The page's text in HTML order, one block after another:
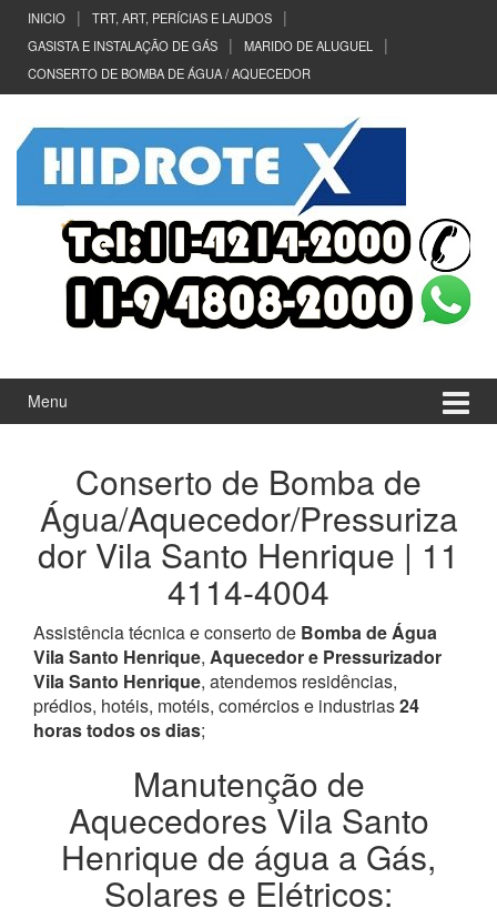
Conteúdo
Pular
menu
principal
INICIO
TRT, ART, PERÍCIAS E LAUDOS
GASISTA E INSTALAÇÃO DE GÁS
MARIDO DE ALUGUEL
CONSERTO DE BOMBA DE ÁGUA / AQUECEDOR
Menu
Conserto de Bomba de
Água/Aquecedor/Pressuriza
dor Vila Santo Henrique | 11
4114-4004
Assistência técnica e conserto de Bomba de Água
Vila Santo Henrique, Aquecedor e Pressurizador
Vila Santo Henrique, atendemos residências,
prédios, hotéis, motéis, comércios e industrias24
horas todos os dias;
Manutenção de
Aquecedores Vila Santo
Henrique de água a Gás,
Solares e Elétricos: